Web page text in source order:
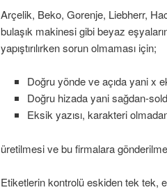
Arçelik, Beko, Gorenje, Liebherr,
bulaşık makinesi gibi beyaz
yapıştırılırken sorun olmaması için;
Doğru yönde ve açıda yani x
Doğru hizada yani sağdan-
Eksik yazısı, karakteri
üretilmesi ve bu firmalara
Etiketlerin kontrolü eskiden tek tek,